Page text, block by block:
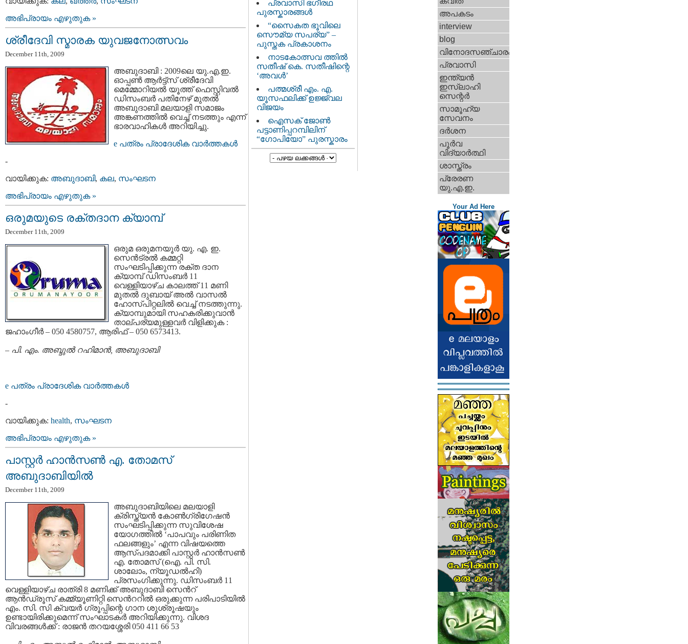
അഭിപ്രായം എഴുതുക »
ശ്രീദേവി സ്മാരക യുവജനോത്സവം
December 11th, 2009
അബുദാബി : 2009ലെ യു.എ.ഇ.
ഓപ്പണ്‍ ആര്‍ട്ട്സ് ശ്രീദേവി
മെമ്മോറിയല്‍ യൂത്ത് ഫെസ്റ്റിവല്‍
ഡിസംബര്‍ പതിനേഴ് മുതല്‍
അബുദാബി മലയാളി സമാജം
അങ്കണത്തില്‍ വെച്ച് നടത്തും എന്ന്
ഭാരവാഹികള്‍ അറിയിച്ചു.
e പത്രം പ്രാദേശിക വാര്‍ത്തകള്‍
-
വായിക്കുക: അബുദാബി, കല, സംഘടന
അഭിപ്രായം എഴുതുക »
ഒരുമയുടെ രക്തദാന ക്യാമ്പ്
December 11th, 2009
ഒരുമ ഒരുമനയൂര്‍ യു. എ. ഇ.
സെന്‍ട്രല്‍ കമ്മറ്റി
സംഘടിപ്പിക്കുന്ന രക്ത ദാന
ക്യാമ്പ് ഡിസംബര്‍ 11
വെള്ളിയാഴ്ച കാലത്ത് 11 മണി
മുതല്‍ ദുബായ് അല്‍‍ വാസല്‍
ഹോസ്പിറ്റലില്‍ വെച്ച് നടത്തുന്നു.
ക്യാമ്പുമായി സഹകരിക്കുവാന്‍
താല്പര്യമുള്ളവര്‍ വിളിക്കുക :
ജഹാംഗീര്‍ – 050 4580757, ആരിഫ് – 050 6573413.
– പി. എം. അബ്ദുല്‍ റഹിമാന്‍, അബുദാബി
e പത്രം പ്രാദേശിക വാര്‍ത്തകള്‍
-
വായിക്കുക: health, സംഘടന
അഭിപ്രായം എഴുതുക »
പാസ്റ്റര്‍ ഹാന്‍സണ്‍ എ. തോമസ്
അബുദാബിയില്‍
December 11th, 2009
അബുദാബിയിലെ മലയാളി
ക്രിസ്ത്യന്‍ കോണ്‍ഗ്രിഗേഷന്‍
സംഘടിപ്പിക്കുന്ന സുവിശേഷ
യോഗത്തില്‍ ‘പാപവും പരിണിത
ഫലങ്ങളും’ എന്ന വിഷയത്തെ
ആസ്പദമാക്കി പാസ്റ്റര്‍ ഹാന്‍സണ്‍
എ. തോമസ് (ഐ. പി. സി.
ശാലോം, ന്യൂഡല്‍ഹി)
പ്രസംഗിക്കുന്നു. ഡിസംബര്‍ 11
വെള്ളിയാഴ്ച രാത്രി 8 മണിക്ക് അബുദാബി സെന്‍റ്
ആന്‍ഡ്രൂസ് കമ്മ്യൂണിറ്റി സെന്‍ററില്‍ ഒരുക്കുന്ന പരിപാടിയില്‍
എം. സി. സി ക്വയര്‍ ഗ്രൂപ്പിന്റെ ഗാന ശുശ്രൂഷയും
ഉണ്ടായിരിക്കുമെന്ന് സംഘാടകര്‍ അറിയിക്കുന്നു. വിശദ
വിവരങ്ങള്‍ക്ക് : രാജന്‍ തറയശ്ശേരി 050 411 66 53
പ്രവാസി ഭഗീരഥ
പുരസ്കാരങ്ങള്‍
“സൈകത ഭൂവിലെ
സൌമ്യ സപര്യ” –
പുസ്തക പ്രകാശനം
നാടകോത്സവ ത്തില്‍
സതീഷ്‌ കെ. സതീഷിന്റെ
‘അവള്‍’
പത്മശ്രീ എം. എ.
യൂസഫലിക്ക് ഉജ്ജ്വല
വിജയം
ഐസക് ജോണ്‍
പട്ടാണിപ്പറമ്പിലിന്
“ഗോപിയോ” പുരസ്കാരം
അപകടം
interview
blog
വിനോദസഞ്ചാരം
പ്രവാസി
ഇന്ത്യന്‍
ഇസ്ലാഹി
സെന്റര്‍
സാമൂഹ്യ
സേവനം
ദര്‍ശന
പൂര്‍വ
വിദ്യാര്‍ത്ഥി
ശാസ്ത്രം
പ്രേരണ
യു.എ.ഇ.
Your Ad Here